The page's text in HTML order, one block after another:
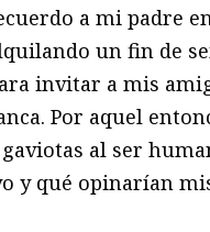
a mi padre
un fin de
invitar a mis
Por aquel
al ser
y qué opinarían